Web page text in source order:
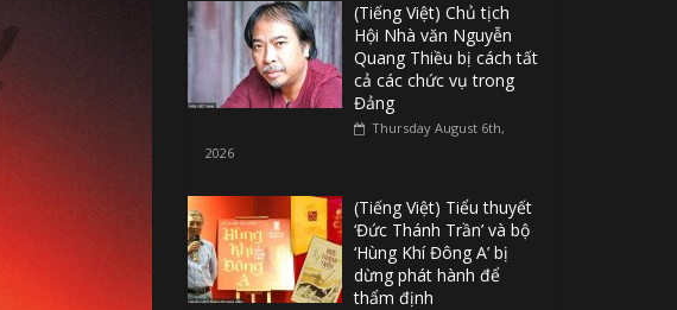
(Tiếng Việt) Chủ tịch
Hội Nhà văn Nguyễn
Quang Thiều bị cách tất
cả các chức vụ trong
Đảng
Thursday August 6th,
2026
(Tiếng Việt) Tiểu thuyết
‘Đức Thánh Trần’ và bộ
‘Hùng Khí Đông A’ bị
dừng phát hành để
thẩm định